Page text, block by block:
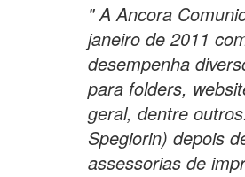
" A Ancora
janeiro de 2011
desempenha
para folders,
geral, dentre
Spegiorin) depois
assessorias de